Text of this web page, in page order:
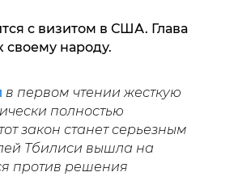
с визитом в США. Глава
своему народу.
в первом чтении жесткую
полностью
закон станет серьезным
Тбилиси вышла на
против решения